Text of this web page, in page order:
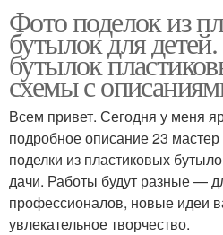
Фото поделок из
бутылок для
бутылок
схемы с
Всем привет. Сегодня у меня
подробное описание 23 мастер
поделки из пластиковых
дачи. Работы будут разные —
профессионалов, новые идеи
увлекательное творчество.